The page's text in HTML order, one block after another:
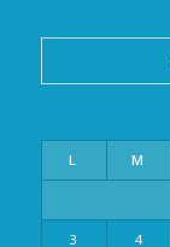
L M
3 4